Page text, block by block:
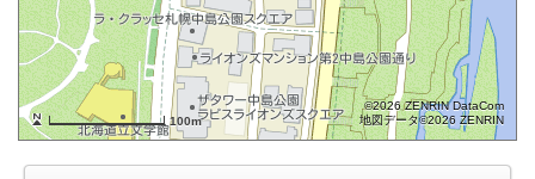
100m
©2026 ZENRIN DataCom
地図データ©2026 ZENRIN